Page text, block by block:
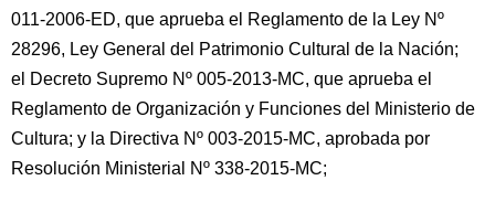
011-2006-ED, que aprueba el Reglamento de la Ley Nº
28296, Ley General del Patrimonio Cultural de la Nación;
el Decreto Supremo Nº 005-2013-MC, que aprueba el
Reglamento de Organización y Funciones del Ministerio de
Cultura; y la Directiva Nº 003-2015-MC, aprobada por
Resolución Ministerial Nº 338-2015-MC;